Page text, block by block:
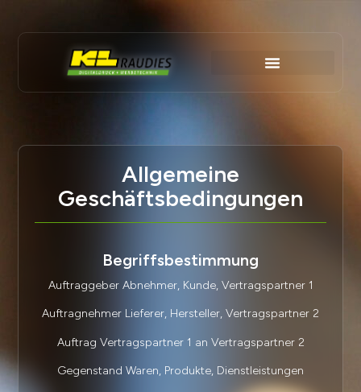
Allgemeine
Geschäftsbedingungen
Begriffsbestimmung
Auftraggeber Abnehmer, Kunde, Vertragspartner 1
Auftragnehmer Lieferer, Hersteller, Vertragspartner 2
Auftrag Vertragspartner 1 an Vertragspartner 2
Gegenstand Waren, Produkte, Dienstleistungen